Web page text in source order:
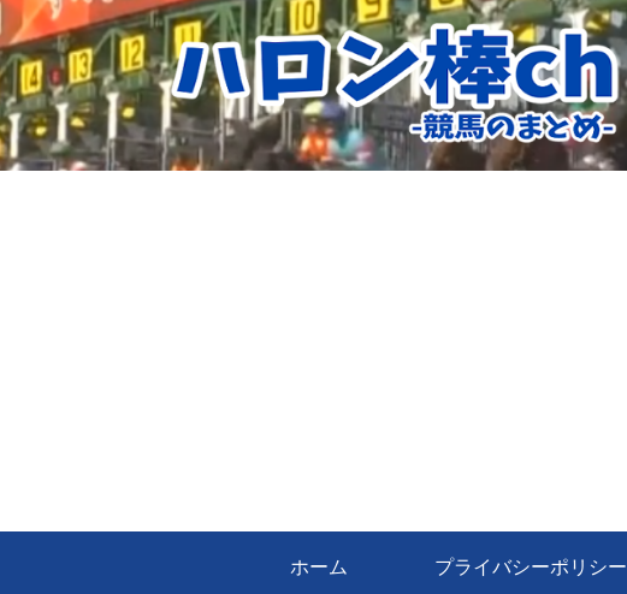
ホーム プライバシーポリシー